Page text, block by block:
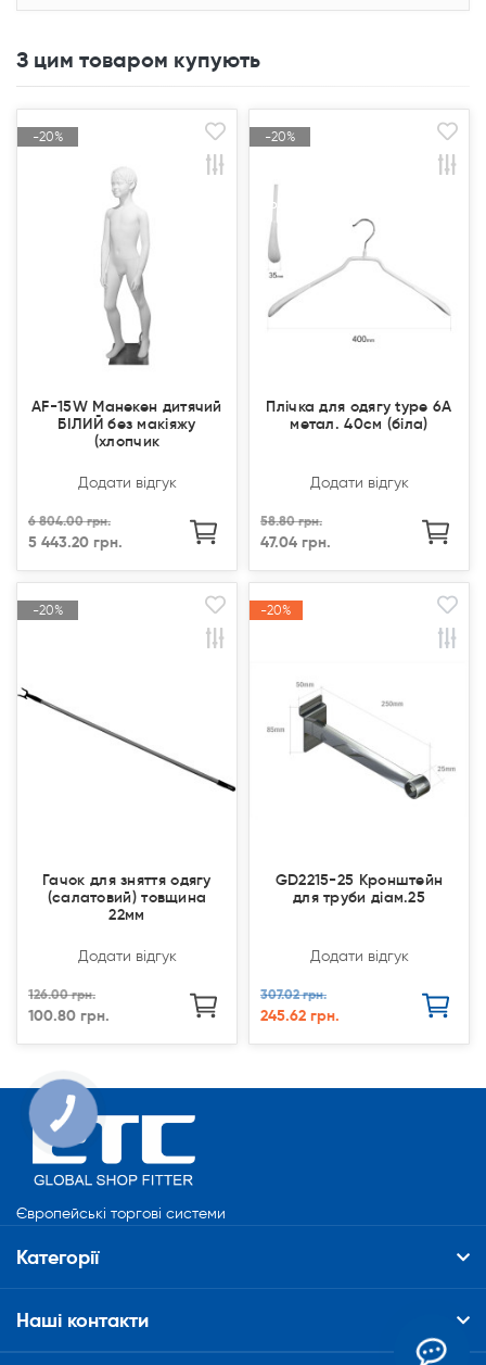
З цим товаром купують
-20%
-20%
AF-15W Манекен дитячий
БІЛИЙ без макіяжу
(хлопчик
Додати відгук
6 804.00 грн.
5 443.20 грн.
-20%
Продано
-20%
Продано
Плічка для одягу type 6А
метал. 40см (біла)
Додати відгук
58.80 грн.
47.04 грн.
-20%
-20%
Гачок для зняття одягу
(салатовий) товщина
22мм
Додати відгук
126.00 грн.
100.80 грн.
-20%
-20%
GD2215-25 Кронштейн
для труби діам.25
Додати відгук
307.02 грн.
245.62 грн.
Європейські торгові системи
Категорії
Наші контакти
КНОПКА
СВЯЗИ